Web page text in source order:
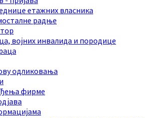
етажних власника
радње
војних инвалида и породице
одликовања
фирме